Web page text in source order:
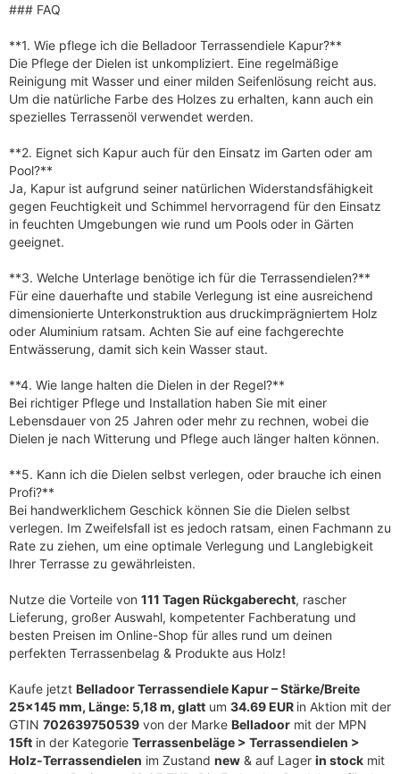
### FAQ
**1. Wie pflege ich die Belladoor Terrassendiele Kapur?**
Die Pflege der Dielen ist unkompliziert. Eine regelmäßige
Reinigung mit Wasser und einer milden Seifenlösung reicht aus.
Um die natürliche Farbe des Holzes zu erhalten, kann auch ein
spezielles Terrassenöl verwendet werden.
**2. Eignet sich Kapur auch für den Einsatz im Garten oder am
Pool?**
Ja, Kapur ist aufgrund seiner natürlichen Widerstandsfähigkeit
gegen Feuchtigkeit und Schimmel hervorragend für den Einsatz
in feuchten Umgebungen wie rund um Pools oder in Gärten
geeignet.
**3. Welche Unterlage benötige ich für die Terrassendielen?**
Für eine dauerhafte und stabile Verlegung ist eine ausreichend
dimensionierte Unterkonstruktion aus druckimprägniertem Holz
oder Aluminium ratsam. Achten Sie auf eine fachgerechte
Entwässerung, damit sich kein Wasser staut.
**4. Wie lange halten die Dielen in der Regel?**
Bei richtiger Pflege und Installation haben Sie mit einer
Lebensdauer von 25 Jahren oder mehr zu rechnen, wobei die
Dielen je nach Witterung und Pflege auch länger halten können.
**5. Kann ich die Dielen selbst verlegen, oder brauche ich einen
Profi?**
Bei handwerklichem Geschick können Sie die Dielen selbst
verlegen. Im Zweifelsfall ist es jedoch ratsam, einen Fachmann zu
Rate zu ziehen, um eine optimale Verlegung und Langlebigkeit
Ihrer Terrasse zu gewährleisten.
Nutze die Vorteile von 111 Tagen Rückgaberecht, rascher
Lieferung, großer Auswahl, kompetenter Fachberatung und
besten Preisen im Online-Shop für alles rund um deinen
perfekten Terrassenbelag & Produkte aus Holz!
Kaufe jetzt Belladoor Terrassendiele Kapur – Stärke/Breite
25×145 mm, Länge: 5,18 m, glatt um 34.69 EUR in Aktion mit der
GTIN 702639750539 von der Marke Belladoor mit der MPN
15ft in der Kategorie Terrassenbeläge > Terrassendielen >
Holz-Terrassendielen im Zustand new & auf Lager in stock mit